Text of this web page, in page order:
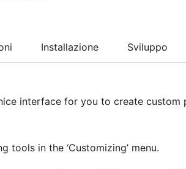
Installazione Sviluppo
interface for you to create custom
tools in the ‘Customizing’ menu.